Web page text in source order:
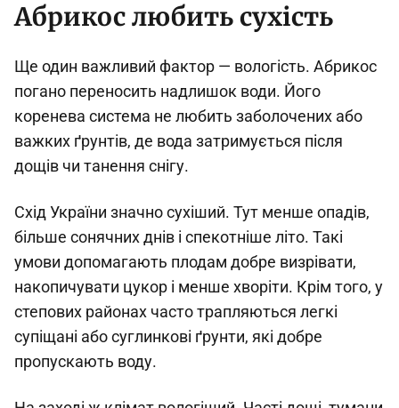
Абрикос любить сухість
Ще один важливий фактор — вологість. Абрикос
погано переносить надлишок води. Його
коренева система не любить заболочених або
важких ґрунтів, де вода затримується після
дощів чи танення снігу.
Схід України значно сухіший. Тут менше опадів,
більше сонячних днів і спекотніше літо. Такі
умови допомагають плодам добре визрівати,
накопичувати цукор і менше хворіти. Крім того, у
степових районах часто трапляються легкі
супіщані або суглинкові ґрунти, які добре
пропускають воду.